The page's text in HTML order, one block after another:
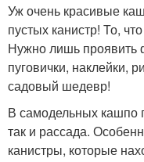
Уж очень красивые
пустых канистр! То,
Нужно лишь проявить
пуговички, наклейки,
садовый шедевр!
В самодельных кашпо
так и рассада.
канистры, которые